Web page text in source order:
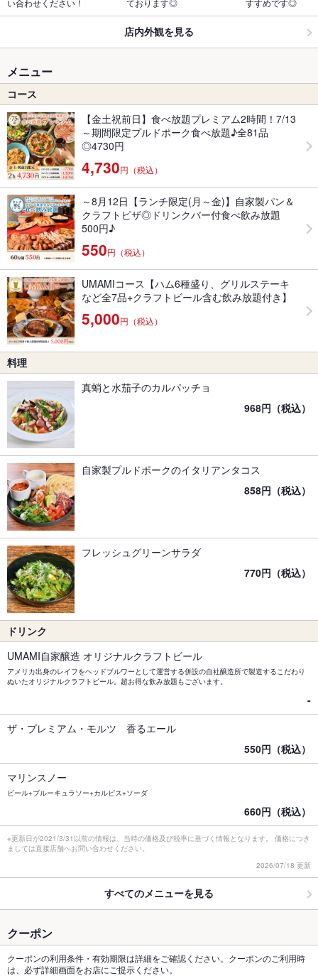
店内外観を見る
メニュー
コース
【金土祝前日】食べ放題プレミアム2時間！7/13
～期間限定プルドポーク食べ放題♪全81品
◎4730円
4,730円（税込）
～8月12日【ランチ限定(月～金)】自家製パン＆
クラフトピザ◎ドリンクバー付食べ飲み放題
500円♪
550円（税込）
UMAMIコース【ハム6種盛り、グリルステーキ
など全7品+クラフトビール含む飲み放題付き】
5,000円（税込）
料理
真蛸と水茄子のカルパッチョ
968円（税込）
自家製プルドポークのイタリアンタコス
858円（税込）
フレッシュグリーンサラダ
770円（税込）
ドリンク
UMAMI自家醸造 オリジナルクラフトビール
アメリカ出身のレイフをヘッドブルワーとして運営する併設の自社醸造所で製造するこだわり
ぬいたオリジナルクラフトビール。超お得な飲み放題もございます。
-
ザ・プレミアム・モルツ 香るエール
550円（税込）
マリンスノー
ビール+ブルーキュラソー+カルピス+ソーダ
660円（税込）
※更新日が2021/3/31以前の情報は、当時の価格及び税率に基づく情報となります。 価格につき
ましては直接店舗へお問い合わせください。
2026/07/18 更新
すべてのメニューを見る
クーポン
クーポンの利用条件・有効期限は詳細をご確認ください。クーポンのご利用時
は、必ず詳細画面をお店にご提示ください。